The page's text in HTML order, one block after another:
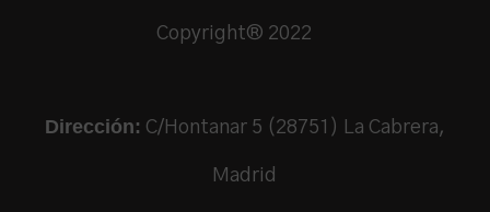
Copyright® 2022
Dirección: C/Hontanar 5 (28751) La Cabrera,
Madrid